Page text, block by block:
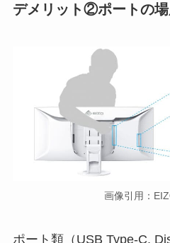
デメリット②ポートの
画像引用：
ポート類（USB Type-C,